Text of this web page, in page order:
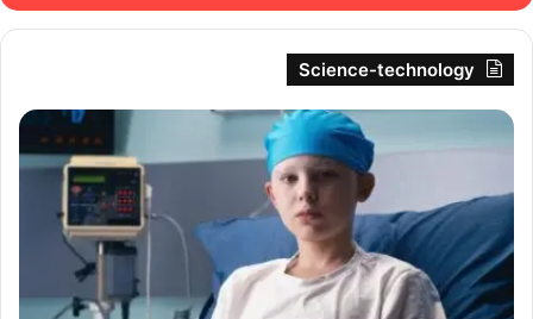
Science-technology